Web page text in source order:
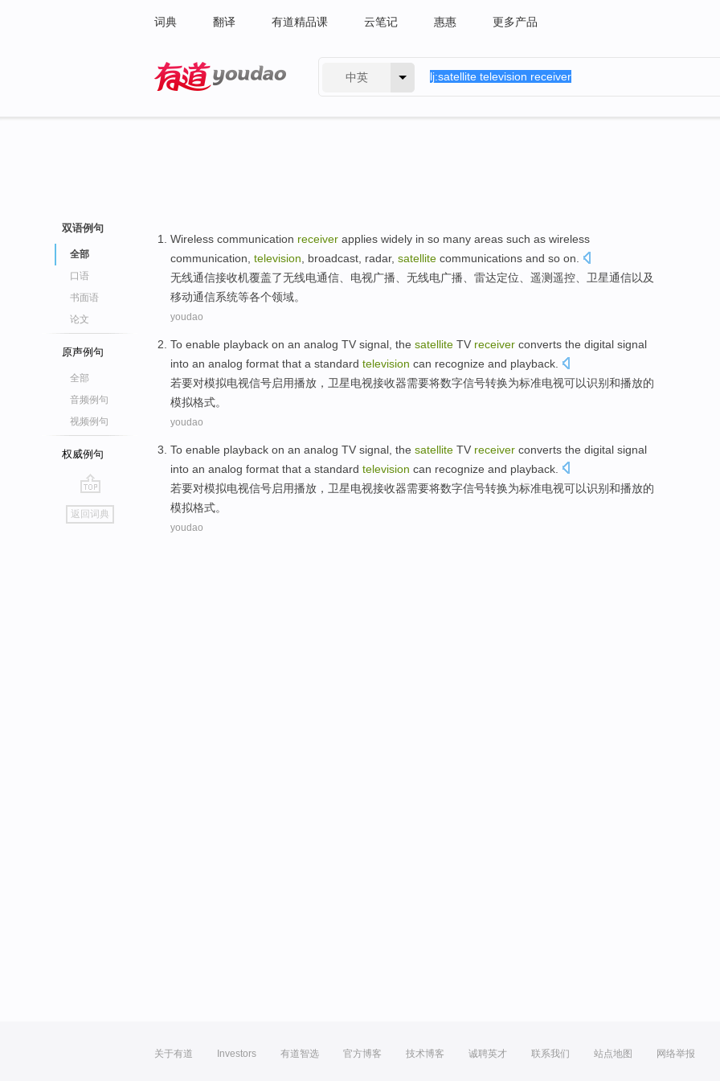
词典 翻译 有道精品课 云笔记 惠惠 更多产品
中英
双语例句
全部
口语
书面语
论文
原声例句
全部
音频例句
视频例句
权威例句
go
top
返回词典
Wireless communication receiver applies widely in so many areas such as wireless
communication television broadcast radar, satellite communications and so on.
无线通信接收机覆盖了无线电通信、 电视广播 、无线电广播、 雷达定位、遥测遥控、 卫星通信以及
移动通信系统等各个领域。
youdao
To enable playback on an analog TV signal , the satellite TV receiver converts the digital signal
into an analog format that a standard television can recognize and playback
若要对模拟电视信号启用播放 ， 卫星电视接收器需要将数字信号转换为标准电视可以识别和播放的
模拟格式。
youdao
To enable playback on an analog TV signal , the satellite TV receiver converts the digital signal
into an analog format that a standard television can recognize and playback
若要对模拟电视信号启用播放 ， 卫星电视接收器需要将数字信号转换为标准电视可以识别和播放的
模拟格式。
youdao
关于有道 Investors 有道智选 官方博客 技术博客 诚聘英才 联系我们 站点地图 网络举报